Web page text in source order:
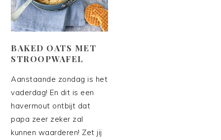
BAKED OATS MET
STROOPWAFEL
Aanstaande zondag is het
vaderdag! En dit is een
havermout ontbijt dat
papa zeer zeker zal
kunnen waarderen! Zet jij